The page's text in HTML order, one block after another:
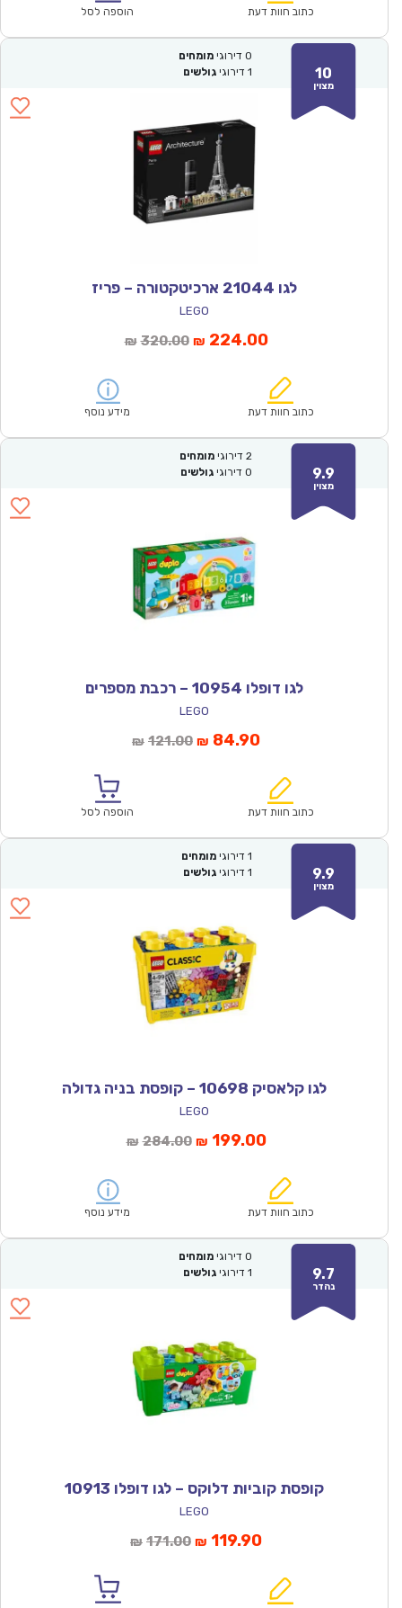
₪114.00.
כתוב חוות דעת הוספה לסל
10
מצוין
0 דירוגי מומחים
1 דירוגי גולשים
לגו 21044 ארכיטקטורה – פריז
LEGO
₪ 320.00המחיר
₪320.00.
₪ 224.00המחיר
הוא:
כתוב חוות דעת מידע נוסף
9.9
מצוין
2 דירוגי מומחים
0 דירוגי גולשים
לגו דופלו 10954 – רכבת מספרים
LEGO
₪ 121.00המחיר
₪121.00.
₪ 84.90המחיר
הוא:
כתוב חוות דעת הוספה לסל
9.9
מצוין
1 דירוגי מומחים
1 דירוגי גולשים
לגו קלאסיק 10698 – קופסת בניה גדולה
LEGO
₪ 284.00המחיר
₪284.00.
₪ 199.00המחיר
הוא:
כתוב חוות דעת מידע נוסף
9.7
נהדר
0 דירוגי מומחים
1 דירוגי גולשים
קופסת קוביות דלוקס – לגו דופלו 10913
LEGO
₪ 171.00המחיר
₪ 119.90המחיר
הוא: